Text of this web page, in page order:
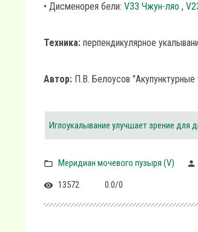
• Дисменорея бели: V33 Чжун-ляо ,
Техника: перпендикулярное
Автор: П.В. Белоусов "Акупунктурные
Иглоукалывание улучшает зрение для
Меридиан мочевого пузыря (V)
13572
0.0/0